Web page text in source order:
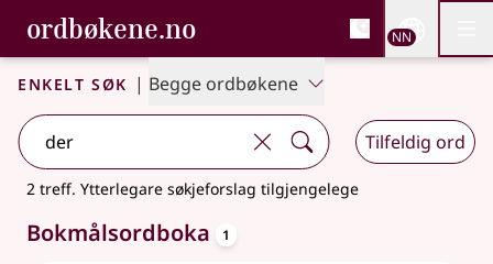
Gå til hovudinnhald
Tilgjenge
ordbøkene.no, Bokmålsordboka og
Bokmålsordboka og Nynorskordboka
NN
Enkelt søk | Begge ordbøkene
Tilfeldig ord
2 treff. Ytterlegare søkjeforslag tilgjengelege
Bokmålsordboka 1